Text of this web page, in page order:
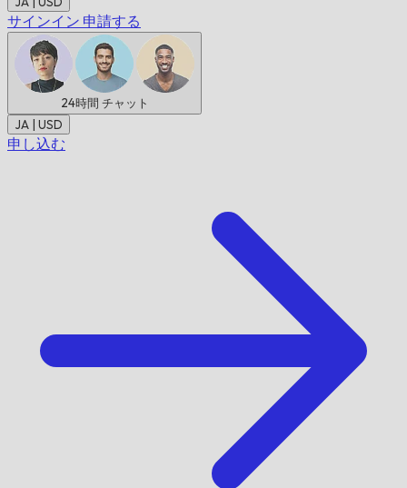
サインイン 申請する
24時間 チャット
JA | USD
申し込む